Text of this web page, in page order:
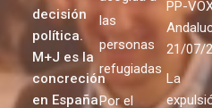
decisión
política.
M+J es la
concreción
en España
las
personas
refugiadas
Por el
PP-
21/07/
La